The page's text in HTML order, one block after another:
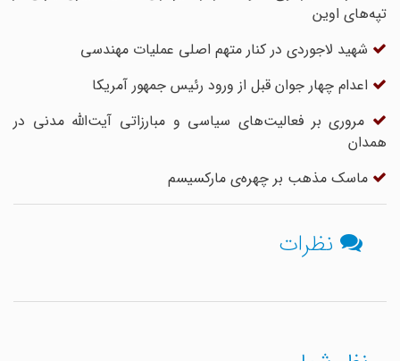
تپه‌های اوین
شهید لاجوردی در کنار متهم اصلی عملیات مهندسی
اعدام چهار جوان قبل از ورود رئیس جمهور آمریکا
مروری بر فعالیت‌های سیاسی و مبارزاتی آیت‌الله مدنی در
همدان
ماسک مذهب بر چهره‌ی مارکسیسم
نظرات